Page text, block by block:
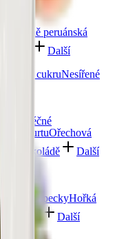
Mochyně peruánská
Další
cukruNesířené
v mléčné
a jogurtuOřechová
v čokoládě
Další
hrudky a peckyHořká
čokoláda
Další